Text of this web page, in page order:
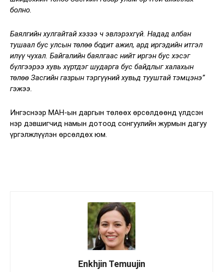
болно.
Баялгийн хулгайтай хэзээ ч эвлэрэхгүй. Надад албан
тушаал бус улсын төлөө бодит ажил, ард иргэдийн итгэл
илүү чухал. Байгалийн баялгаас нийт иргэн бус хэсэг
бүлгээрээ хувь хүртдэг шударга бус байдлыг халахын
төлөө Засгийн газрын тэргүүний хувьд тууштай тэмцэнэ”
гэжээ.
Ингэснээр МАН-ын даргын төлөөх өрсөлдөөнд үлдсэн
нэр дэвшигчид намын дотоод сонгуулийн журмын дагуу
үргэлжлүүлэн өрсөлдөх юм.
Enkhjin Temuujin